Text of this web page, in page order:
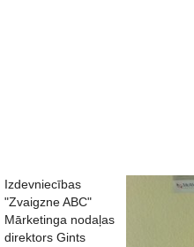
Izdevniecības
"Zvaigzne ABC"
Mārketinga nodaļas
direktors Gints